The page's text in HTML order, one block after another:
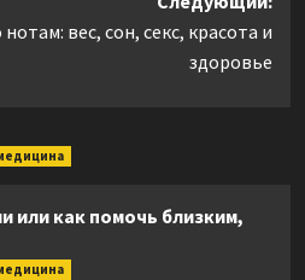
вес, сон, секс, красота и
здоровье
или как помочь близким,